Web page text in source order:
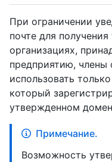
При ограничении
почте для
организациях,
предприятию, члены
использовать
который
утвержденном
Примечание.
Возможность